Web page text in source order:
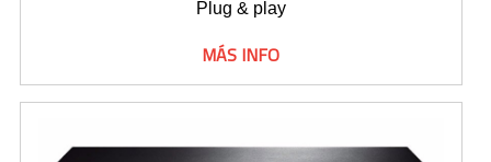
Plug & play
MÁS INFO